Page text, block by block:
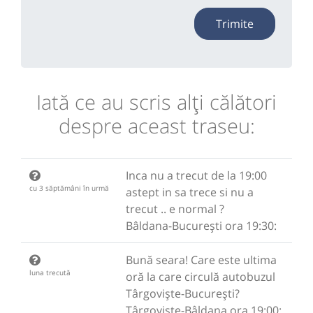
Trimite
Iată ce au scris alţi călători
despre aceast traseu:
cu 3 săptămâni în urmă
Inca nu a trecut de la 19:00
astept in sa trece si nu a
trecut .. e normal ?
Bâldana-București ora 19:30:
luna trecută
Bună seara! Care este ultima
oră la care circulă autobuzul
Târgoviște-București?
Târgoviște-Bâldana ora 19:00: